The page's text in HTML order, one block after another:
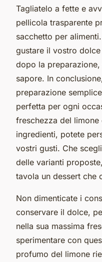
Tagliatelo a fette e
pellicola trasparente
sacchetto per
gustare il vostro
dopo la
sapore. In
preparazione
perfetta per ogni
freschezza del
ingredienti, potete
vostri gusti. Che
delle varianti
tavola un dessert che
Non dimenticate i
conservare il dolce,
nella sua massima
sperimentare con
profumo del limone